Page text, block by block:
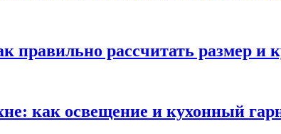
правильно рассчитать размер и
как освещение и кухонный